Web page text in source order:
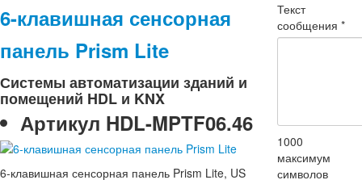
6-клавишная сенсорная
панель Prism Lite
Системы автоматизации зданий и
помещений HDL и KNX
Артикул HDL-MPTF06.46
6-клавишная сенсорная панель Prism Lite, US
Текст
сообщения*
1000
максимум
символов